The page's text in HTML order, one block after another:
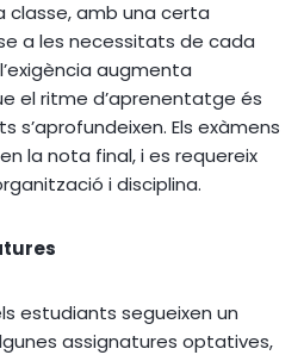
classe, amb una certa
a les necessitats de cada
augmenta
el ritme d’aprenentatge és
s’aprofundeixen. Els exàmens
la nota final, i es requereix
i disciplina.
estudiants segueixen un
assignatures optatives,